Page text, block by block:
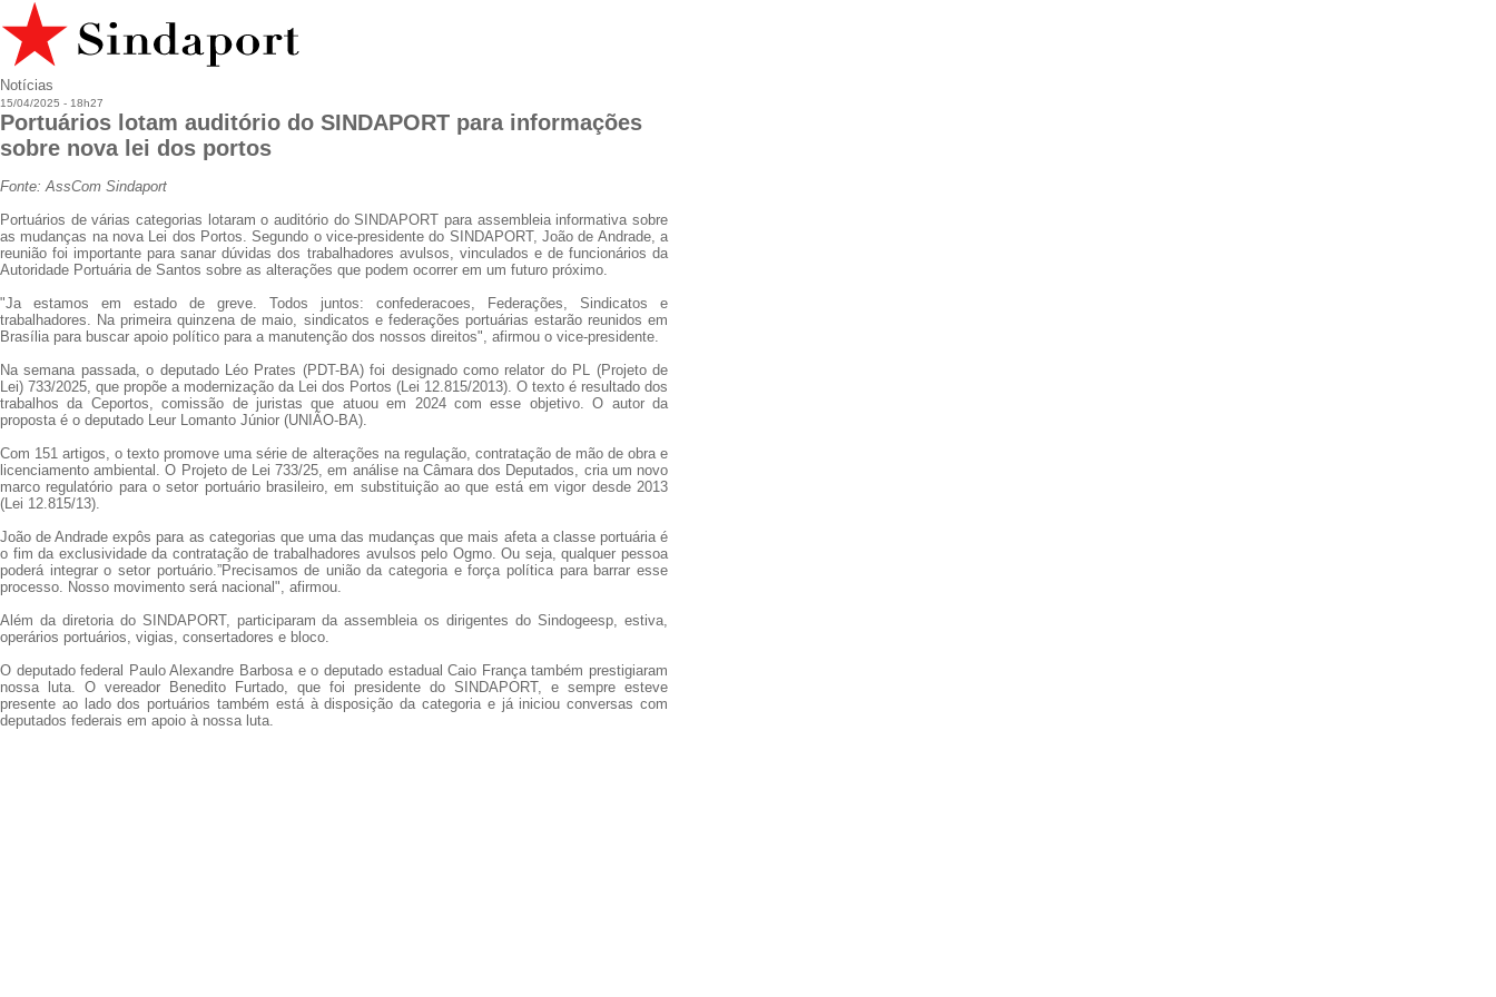
Notícias
15/04/2025 - 18h27
Portuários lotam auditório do SINDAPORT para informações
sobre nova lei dos portos
Fonte: AssCom Sindaport
Portuários de várias categorias lotaram o auditório do SINDAPORT para assembleia informativa sobre
as mudanças na nova Lei dos Portos. Segundo o vice-presidente do SINDAPORT, João de Andrade, a
reunião foi importante para sanar dúvidas dos trabalhadores avulsos, vinculados e de funcionários da
Autoridade Portuária de Santos sobre as alterações que podem ocorrer em um futuro próximo.
"Ja estamos em estado de greve. Todos juntos: confederacoes, Federações, Sindicatos e
trabalhadores. Na primeira quinzena de maio, sindicatos e federações portuárias estarão reunidos em
Brasília para buscar apoio político para a manutenção dos nossos direitos", afirmou o vice-presidente.
Na semana passada, o deputado Léo Prates (PDT-BA) foi designado como relator do PL (Projeto de
Lei) 733/2025, que propõe a modernização da Lei dos Portos (Lei 12.815/2013). O texto é resultado dos
trabalhos da Ceportos, comissão de juristas que atuou em 2024 com esse objetivo. O autor da
proposta é o deputado Leur Lomanto Júnior (UNIÃO-BA).
Com 151 artigos, o texto promove uma série de alterações na regulação, contratação de mão de obra e
licenciamento ambiental. O Projeto de Lei 733/25, em análise na Câmara dos Deputados, cria um novo
marco regulatório para o setor portuário brasileiro, em substituição ao que está em vigor desde 2013
(Lei 12.815/13).
João de Andrade expôs para as categorias que uma das mudanças que mais afeta a classe portuária é
o fim da exclusividade da contratação de trabalhadores avulsos pelo Ogmo. Ou seja, qualquer pessoa
poderá integrar o setor portuário.”Precisamos de união da categoria e força política para barrar esse
processo. Nosso movimento será nacional", afirmou.
Além da diretoria do SINDAPORT, participaram da assembleia os dirigentes do Sindogeesp, estiva,
operários portuários, vigias, consertadores e bloco.
O deputado federal Paulo Alexandre Barbosa e o deputado estadual Caio França também prestigiaram
nossa luta. O vereador Benedito Furtado, que foi presidente do SINDAPORT, e sempre esteve
presente ao lado dos portuários também está à disposição da categoria e já iniciou conversas com
deputados federais em apoio à nossa luta.